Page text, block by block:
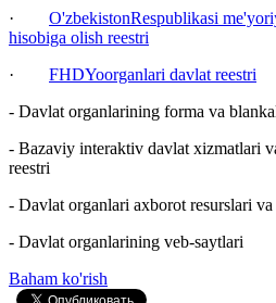
· O'zbekistonRespublikasi
hisobiga olish reestri
· FHDYoorganlari davlat reestri
- Davlat organlarining forma va
- Bazaviy interaktiv davlat xizmatlari
reestri
- Davlat organlari axborot resurslari
- Davlat organlarining veb-saytlari
Baham ko'rish